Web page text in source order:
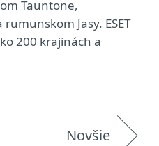
Tauntone,
Jasy. ESET
200 krajinách a
Novšie